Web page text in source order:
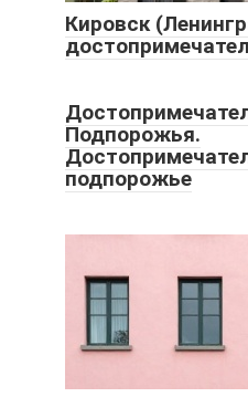
Кировск
Подпорожья.
подпорожье